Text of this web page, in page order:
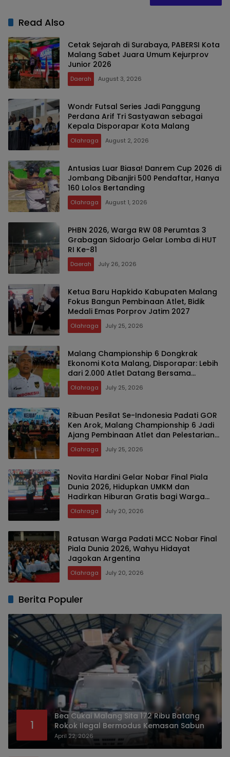
Read Also
Cetak Sejarah di Surabaya, PABERSI Kota
Malang Sabet Juara Umum Kejurprov
Junior 2026
Daerah August 3, 2026
Wondr Futsal Series Jadi Panggung
Perdana Arif Tri Sastyawan sebagai
Kepala Disporapar Kota Malang
Olahraga August 2, 2026
Antusias Luar Biasa! Danrem Cup 2026 di
Jombang Dibanjiri 500 Pendaftar, Hanya
160 Lolos Bertanding
Olahraga August 1, 2026
PHBN 2026, Warga RW 08 Perumtas 3
Grabagan Sidoarjo Gelar Lomba di HUT
RI Ke-81
Daerah July 26, 2026
Ketua Baru Hapkido Kabupaten Malang
Fokus Bangun Pembinaan Atlet, Bidik
Medali Emas Porprov Jatim 2027
Olahraga July 25, 2026
Malang Championship 6 Dongkrak
Ekonomi Kota Malang, Disporapar: Lebih
dari 2.000 Atlet Datang Bersama
Keluarga
Olahraga July 25, 2026
Ribuan Pesilat Se-Indonesia Padati GOR
Ken Arok, Malang Championship 6 Jadi
Ajang Pembinaan Atlet dan Pelestarian
Budaya Bangsa
Olahraga July 25, 2026
Novita Hardini Gelar Nobar Final Piala
Dunia 2026, Hidupkan UMKM dan
Hadirkan Hiburan Gratis bagi Warga
Trenggalek
Olahraga July 20, 2026
Ratusan Warga Padati MCC Nobar Final
Piala Dunia 2026, Wahyu Hidayat
Jagokan Argentina
Olahraga July 20, 2026
Berita Populer
1
Bea Cukai Malang Sita 172 Ribu Batang
Rokok Ilegal Bermodus Kemasan Sabun
April 22, 2026